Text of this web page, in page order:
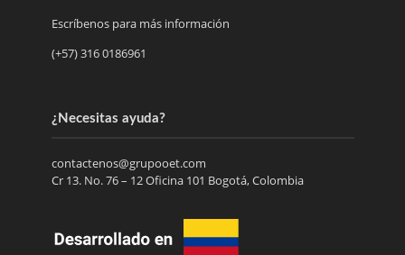
Escríbenos para más información
(+57) 316 0186961
¿Necesitas ayuda?
contactenos@grupooet.com
Cr 13. No. 76 – 12 Oficina 101 Bogotá, Colombia